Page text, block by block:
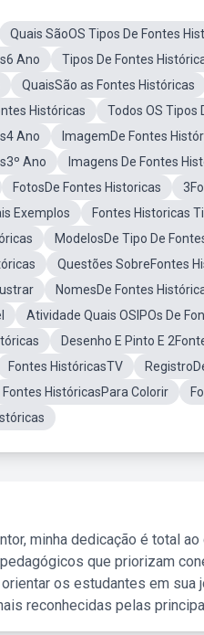
Quais SãoOS Tipos De Fontes
Ano
Tipos De Fontes
QuaisSão as Fontes Históricas
Históricas
Todos OS Tipos
Ano
ImagemDe Fontes
Ano
Imagens De Fontes
FotosDe Fontes Historicas
Exemplos
Fontes Historicas
ModelosDe Tipo De
Questões SobreFontes
NomesDe Fontes
Atividade Quais OSIPOs De
Desenho E Pinto E
Fontes HistóricasTV
Fontes HistóricasPara Colorir
minha dedicação é total
que priorizam
os estudantes em sua
reconhecidas pelas